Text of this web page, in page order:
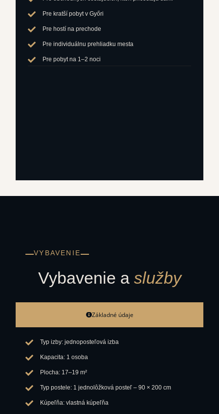
Pre kratší pobyt v Győri
Pre hostí na prechode
Pre individuálnu prehliadku mesta
Pre pobyt na 1–2 noci
Vybavenie a služby
VYBAVENIE
Základné údaje
Typ izby: jednoposteľová izba
Kapacita: 1 osoba
Plocha: 17–19 m²
Typ postele: 1 jednolôžková posteľ – 90 × 200 cm
Kúpeľňa: vlastná kúpeľňa